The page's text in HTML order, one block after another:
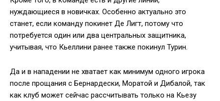
нуждающиеся в новичках. Особенно актуально это
станет, если команду покинет Де Лигт, потому что
потребуется один или два центральных защитника,
учитывая, что Кьеллини ранее также покинул Турин.
Да и в нападении не хватает как минимум одного игрока
после прощания с Бернардески, Моратой и Дибалой, так
как клуб может сейчас рассчитывать только на Кьезу